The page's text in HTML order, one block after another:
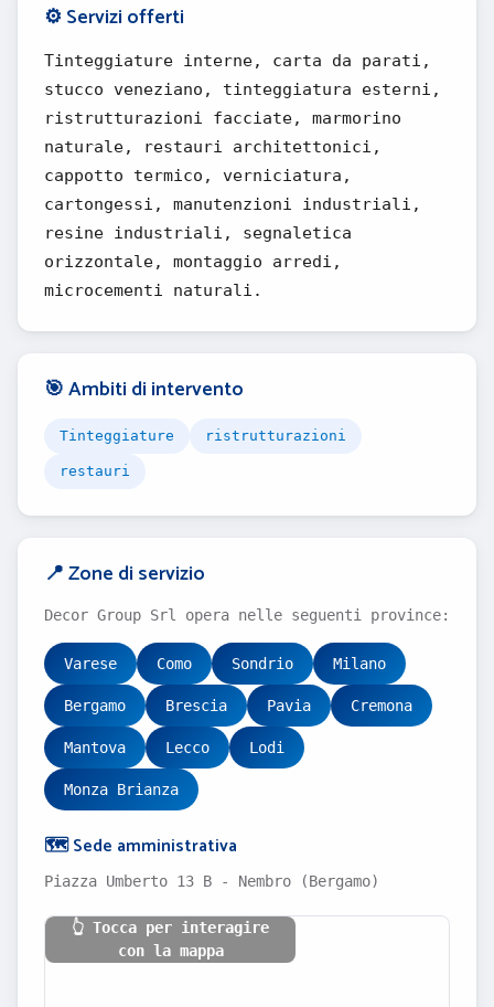
⚙️ Servizi offerti
Tinteggiature interne, carta da parati,
stucco veneziano, tinteggiatura esterni,
ristrutturazioni facciate, marmorino
naturale, restauri architettonici,
cappotto termico, verniciatura,
cartongessi, manutenzioni industriali,
resine industriali, segnaletica
orizzontale, montaggio arredi,
microcementi naturali.
🎯 Ambiti di intervento
Tinteggiature ristrutturazioni
restauri
📍 Zone di servizio
Decor Group Srl opera nelle seguenti province:
Varese Como Sondrio Milano
Bergamo Brescia Pavia Cremona
Mantova Lecco Lodi
Monza Brianza
🗺️ Sede amministrativa
Piazza Umberto 13 B - Nembro (Bergamo)
👆 Tocca per interagire
con la mappa